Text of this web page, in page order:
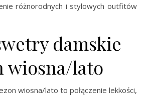
różnorodnych i stylowych outfitów
damskie
wiosna/lato
wiosna/lato to połączenie lekkości,